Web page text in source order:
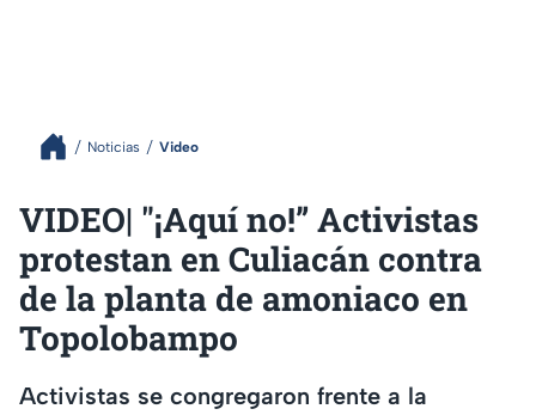
Noticias Video
VIDEO| "¡Aquí no!” Activistas
protestan en Culiacán contra
de la planta de amoniaco en
Topolobampo
Activistas se congregaron frente a la